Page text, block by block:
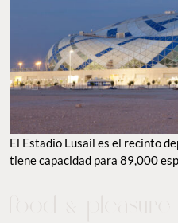
El Estadio Lusail es el recinto
tiene capacidad para 89,000